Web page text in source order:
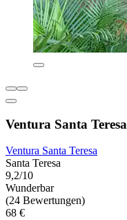
Ventura Santa Teresa
Ventura Santa Teresa
Santa Teresa
9,2/10
Wunderbar
(24 Bewertungen)
68 €